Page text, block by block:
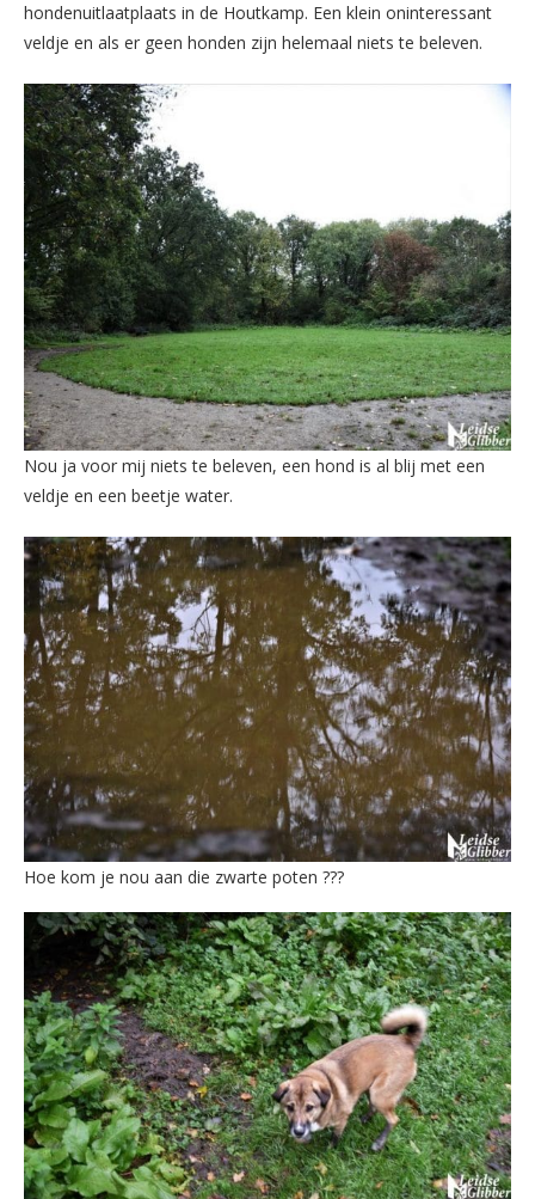
hondenuitlaatplaats in de Houtkamp. Een klein oninteressant
veldje en als er geen honden zijn helemaal niets te beleven.
Nou ja voor mij niets te beleven, een hond is al blij met een
veldje en een beetje water.
Hoe kom je nou aan die zwarte poten ???